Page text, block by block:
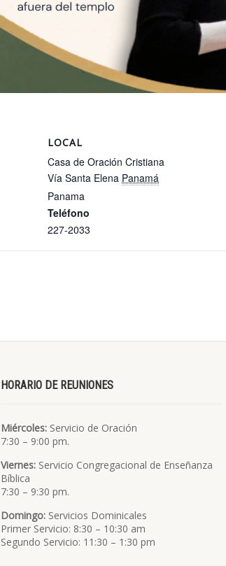
LOCAL
Casa de Oración Cristiana
Vía Santa Elena Panamá
Panama
Teléfono
227-2033
HORARIO DE REUNIONES
Miércoles:Servicio de Oración
7:30 – 9:00 pm.
Viernes:Servicio Congregacional de Enseñanza
Bíblica
7:30 – 9:30 pm.
Domingo:Servicios Dominicales
Primer Servicio: 8:30 – 10:30 am
Segundo Servicio: 11:30 – 1:30 pm